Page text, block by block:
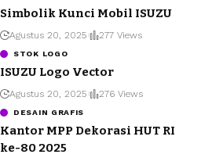
Simbolik Kunci Mobil ISUZU
Agustus 20, 2025 277 Views
STOK LOGO
ISUZU Logo Vector
Agustus 20, 2025 276 Views
DESAIN GRAFIS
Kantor MPP Dekorasi HUT RI
ke-80 2025